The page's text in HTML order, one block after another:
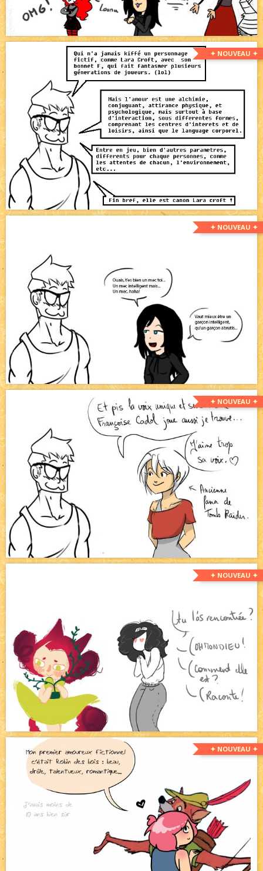
✦ NOUVEAU ✦
✦ NOUVEAU ✦
✦ NOUVEAU ✦
✦ NOUVEAU ✦
✦ NOUVEAU ✦